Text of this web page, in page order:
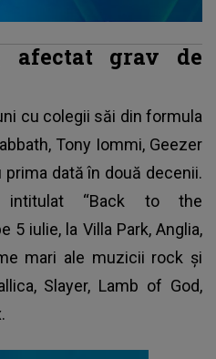
afectat grav de
cu colegii săi din formula
Tony Iommi, Geezer
prima dată în două decenii.
intitulat “Back to the
5 iulie, la Villa Park, Anglia,
mari ale muzicii rock și
Slayer, Lamb of God,